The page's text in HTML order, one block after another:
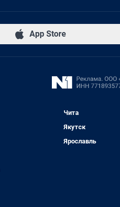
App Store
Чита
Якутск
Ярославль